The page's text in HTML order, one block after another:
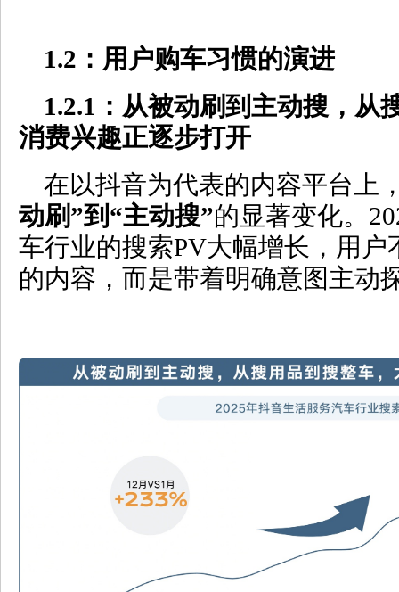
1.2 ：用户购车习惯的演进
1.2.1 ：从被动刷到主动搜，从
消费兴趣正逐步打开
在以抖音为代表的内容平台上
动刷”到 “主动搜”的显著变化。
车行业的搜索PV大幅增长，用户
的内容，而是带着明确意图主动